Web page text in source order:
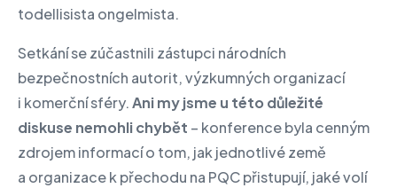
todellisista ongelmista.
Setkání se zúčastnili zástupci národních
bezpečnostních autorit, výzkumných organizací
i komerční sféry.Ani my jsme u této důležité
diskuse nemohli chybět – konference byla cenným
zdrojem informací o tom, jak jednotlivé země
a organizace k přechodu na PQC přistupují, jaké volí